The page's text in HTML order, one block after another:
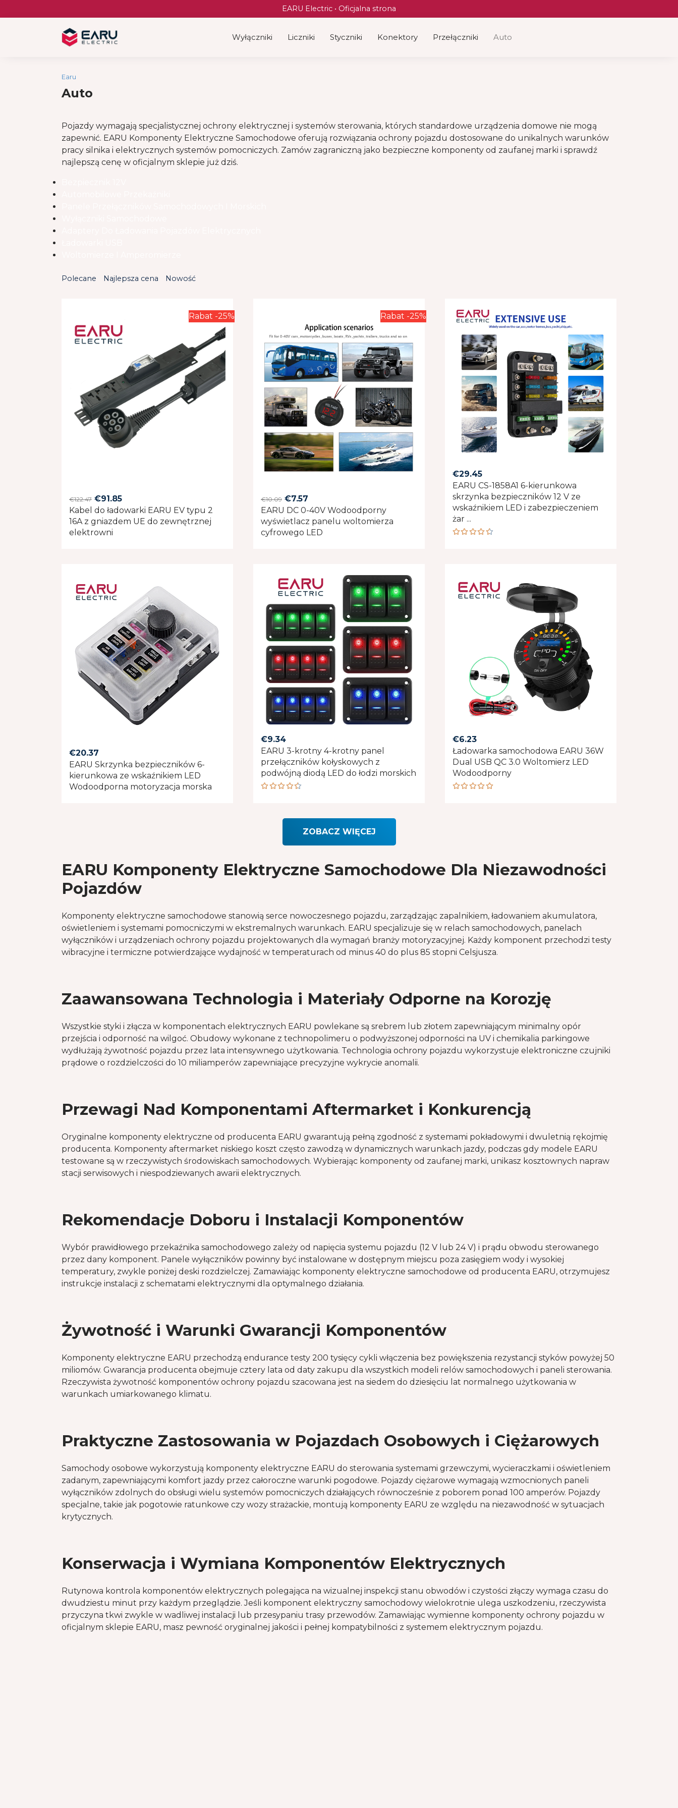
to
EARU Electric • Oficjalna strona
Wyłączniki Liczniki Styczniki Konektory Przełączniki Auto
Earu
Auto
Pojazdy wymagają specjalistycznej ochrony elektrycznej i systemów sterowania, których standardowe urządzenia domowe nie mogą
zapewnić. EARU Komponenty Elektryczne Samochodowe oferują rozwiązania ochrony pojazdu dostosowane do unikalnych warunków
pracy silnika i elektrycznych systemów pomocniczych. Zamów zagraniczną jako bezpieczne komponenty od zaufanej marki i sprawdź
najlepszą cenę w oficjalnym sklepie już dziś.
Polecane Najlepsza cena Nowość
Rabat -25%
€122.47 Original
price
was:
€122.47.
€91.85Current
price
is:
Kabel do ładowarki EARU EV typu 2
16A z gniazdem UE do zewnętrznej
elektrowni
Rabat -25%
€10.09 Original
price
was:
€10.09.
€7.57
price
is:
€7.57.
EARU DC 0-40V Wodoodporny
wyświetlacz panelu woltomierza
cyfrowego LED
€29.45
EARU CS-1858A1 6-kierunkowa
skrzynka bezpieczników 12 V ze
wskaźnikiem LED i zabezpieczeniem
żar ...
€20.37
EARU Skrzynka bezpieczników 6-
kierunkowa ze wskaźnikiem LED
Wodoodporna motoryzacja morska
€9.34
EARU 3-krotny 4-krotny panel
przełączników kołyskowych z
podwójną diodą LED do łodzi morskich
€6.23
Ładowarka samochodowa EARU 36W
Dual USB QC 3.0 Woltomierz LED
Wodoodporny
ZOBACZ WIĘCEJ
EARU Komponenty Elektryczne Samochodowe Dla Niezawodności
Pojazdów
Komponenty elektryczne samochodowe stanowią serce nowoczesnego pojazdu, zarządzając zapalnikiem, ładowaniem akumulatora,
oświetleniem i systemami pomocniczymi w ekstremalnych warunkach. EARU specjalizuje się w relach samochodowych, panelach
wyłączników i urządzeniach ochrony pojazdu projektowanych dla wymagań branży motoryzacyjnej. Każdy komponent przechodzi testy
wibracyjne i termiczne potwierdzające wydajność w temperaturach od minus 40 do plus 85 stopni Celsjusza.
Zaawansowana Technologia i Materiały Odporne na Korozję
Wszystkie styki i złącza w komponentach elektrycznych EARU powlekane są srebrem lub złotem zapewniającym minimalny opór
przejścia i odporność na wilgoć. Obudowy wykonane z technopolimeru o podwyższonej odporności na UV i chemikalia parkingowe
wydłużają żywotność pojazdu przez lata intensywnego użytkowania. Technologia ochrony pojazdu wykorzystuje elektroniczne czujniki
prądowe o rozdzielczości do 10 miliamperów zapewniające precyzyjne wykrycie anomalii.
Przewagi Nad Komponentami Aftermarket i Konkurencją
Oryginalne komponenty elektryczne od producenta EARU gwarantują pełną zgodność z systemami pokładowymi i dwuletnią rękojmię
producenta. Komponenty aftermarket niskiego koszt często zawodzą w dynamicznych warunkach jazdy, podczas gdy modele EARU
testowane są w rzeczywistych środowiskach samochodowych. Wybierając komponenty od zaufanej marki, unikasz kosztownych napraw
stacji serwisowych i niespodziewanych awarii elektrycznych.
Rekomendacje Doboru i Instalacji Komponentów
Wybór prawidłowego przekaźnika samochodowego zależy od napięcia systemu pojazdu (12 V lub 24 V) i prądu obwodu sterowanego
przez dany komponent. Panele wyłączników powinny być instalowane w dostępnym miejscu poza zasięgiem wody i wysokiej
temperatury, zwykle poniżej deski rozdzielczej. Zamawiając komponenty elektryczne samochodowe od producenta EARU, otrzymujesz
instrukcje instalacji z schematami elektrycznymi dla optymalnego działania.
Żywotność i Warunki Gwarancji Komponentów
Komponenty elektryczne EARU przechodzą endurance testy 200 tysięcy cykli włączenia bez powiększenia rezystancji styków powyżej 50
miliomów. Gwarancja producenta obejmuje cztery lata od daty zakupu dla wszystkich modeli relów samochodowych i paneli sterowania.
Rzeczywista żywotność komponentów ochrony pojazdu szacowana jest na siedem do dziesięciu lat normalnego użytkowania w
warunkach umiarkowanego klimatu.
Praktyczne Zastosowania w Pojazdach Osobowych i Ciężarowych
Samochody osobowe wykorzystują komponenty elektryczne EARU do sterowania systemami grzewczymi, wycieraczkami i oświetleniem
zadanym, zapewniającymi komfort jazdy przez całoroczne warunki pogodowe. Pojazdy ciężarowe wymagają wzmocnionych paneli
wyłączników zdolnych do obsługi wielu systemów pomocniczych działających równocześnie z poborem ponad 100 amperów. Pojazdy
specjalne, takie jak pogotowie ratunkowe czy wozy strażackie, montują komponenty EARU ze względu na niezawodność w sytuacjach
krytycznych.
Konserwacja i Wymiana Komponentów Elektrycznych
Rutynowa kontrola komponentów elektrycznych polegająca na wizualnej inspekcji stanu obwodów i czystości złączy wymaga czasu do
dwudziestu minut przy każdym przeglądzie. Jeśli komponent elektryczny samochodowy wielokrotnie ulega uszkodzeniu, rzeczywista
przyczyna tkwi zwykle w wadliwej instalacji lub przesypaniu trasy przewodów. Zamawiając wymienne komponenty ochrony pojazdu w
oficjalnym sklepie EARU, masz pewność oryginalnej jakości i pełnej kompatybilności z systemem elektrycznym pojazdu.